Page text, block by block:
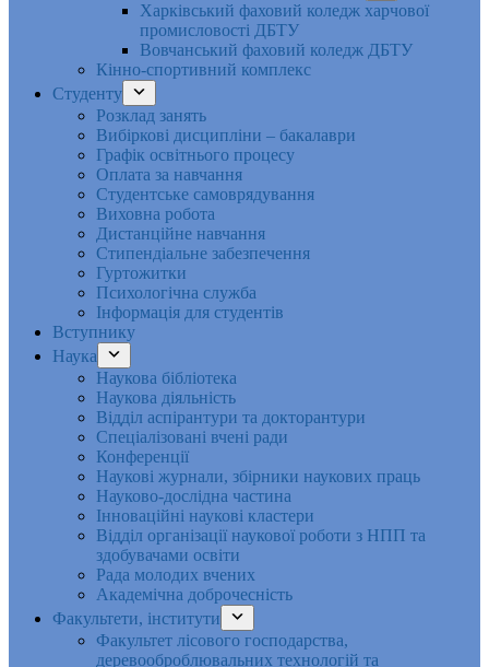
Харківський фаховий коледж харчової
промисловості ДБТУ
Вовчанський фаховий коледж ДБТУ
Кінно-спортивний комплекс
Студенту
Розклад занять
Вибіркові дисципліни – бакалаври
Графік освітнього процесу
Оплата за навчання
Студентське самоврядування
Виховна робота
Дистанційне навчання
Стипендіальне забезпечення
Гуртожитки
Психологічна служба
Інформація для студентів
Вступнику
Наука
Наукова бібліотека
Наукова діяльність
Відділ аспірантури та докторантури
Спеціалізовані вчені ради
Конференції
Наукові журнали, збірники наукових праць
Науково-дослідна частина
Інноваційні наукові кластери
Відділ організації наукової роботи з НПП та
здобувачами освіти
Рада молодих вчених
Академічна доброчесність
Факультети, інститути
Факультет лісового господарства,
деревооброблювальних технологій та